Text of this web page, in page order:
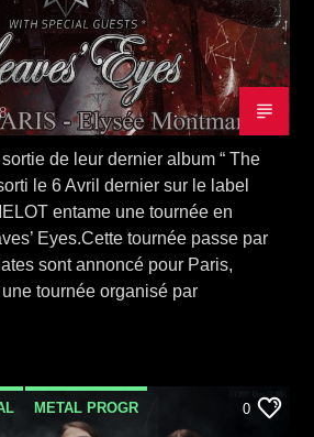
de leur dernier album “ The
le 6 Avril dernier sur le label
entame une tournée en
Eyes.Cette tournée passe par
sont annoncé pour Paris,
tournée organisé par
METAL PROGR 0